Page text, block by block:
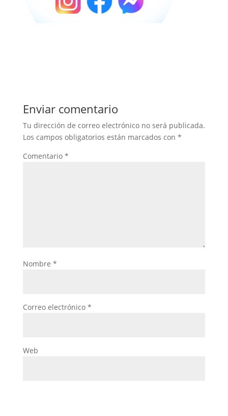
Enviar comentario
Tu dirección de correo electrónico no será publicada.
Los campos obligatorios están marcados con *
Comentario *
Nombre *
Correo electrónico *
Web